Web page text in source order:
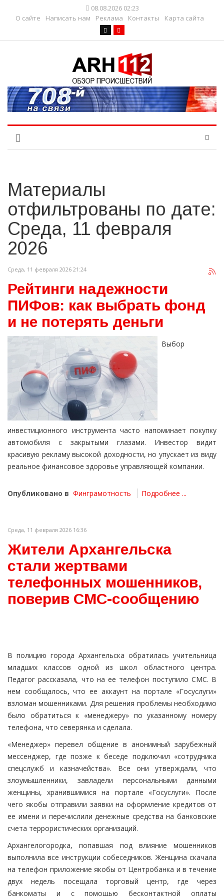
08.08.2026 02:23
О сайте
Написать нам Реклама Контакты Карта сайта
Материалы
отфильтрованы по дате:
Среда, 11 февраля
2026
Среда, 11 февраля 2026 21:24
Рейтинги надежности
ПИФов: как выбрать фонд
и не потерять деньги
Выбор
инвестиционного инструмента часто напоминает покупку
автомобиля с закрытыми глазами. Инвестор видит
красивую рекламу высокой доходности, но упускает из виду
реальное финансовое здоровье управляющей компании.
Опубликовано в Финграмотность Подробнее ...
Среда, 11 февраля 2026 16:36
Жители Архангельска
стали жертвами
телефонных мошенников,
поверив СМС-сообщению
В полицию города Архангельска обратилась учительница
младших классов одной из школ областного центра.
Педагог рассказала, что на ее телефон поступило СМС. В
нем сообщалось, что ее аккаунт на портале «Госуслуги»
взломан мошенниками. Для решения проблемы необходимо
было обратиться к «менеджеру» по указанному номеру
телефона, что северянка и сделала.
«Менеджер» перевел общение в анонимный зарубежный
мессенджер, где позже к беседе подключил «сотрудника
спецслужб и казначейства». Все они утверждали, что
злоумышленники, завладели персональными данными
женщины, хранившимися на портале «Госуслуги». После
чего якобы отправили заявки на оформление кредитов от
ее имени и перечислили денежные средства на банковские
счета террористических организаций.
Архангелогородка, попавшая под влияние мошенников
выполнила все инструкции собеседников. Женщина скачала
на телефон приложение якобы от Центробанка и в течение
двух недель посещала торговый центр, где через
банкоматы и с помощью бесконтактной оплаты